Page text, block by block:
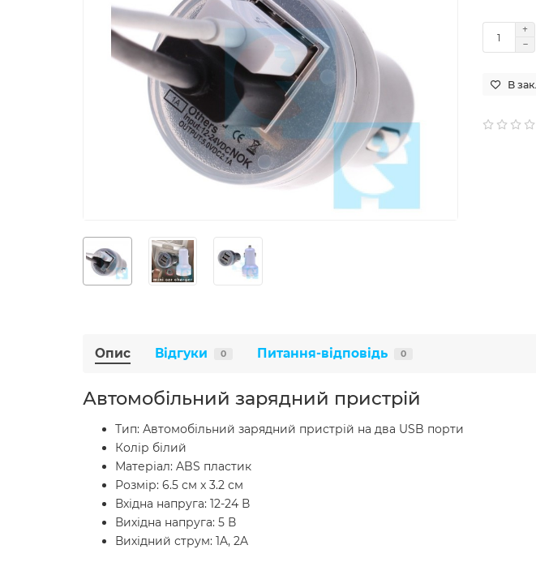
В
Опис Відгуки 0 Питання-відповідь 0
Автомобільний зарядний пристрій
Тип: Автомобільний зарядний пристрій на два USB порти
Колір білий
Матеріал: ABS пластик
Розмір: 6.5 см x 3.2 см
Вхідна напруга: 12-24 В
Вихідна напруга: 5 В
Вихідний струм: 1A, 2A